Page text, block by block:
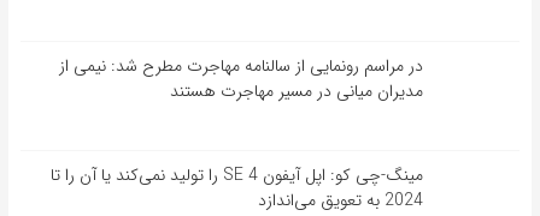
در مراسم رونمایی از سالنامه مهاجرت مطرح شد: نیمی از
مدیران میانی در مسیر مهاجرت هستند
مینگ-چی کو: اپل آیفون SE 4 را تولید نمی‌کند یا آن را تا
2024 به تعویق می‌اندازد